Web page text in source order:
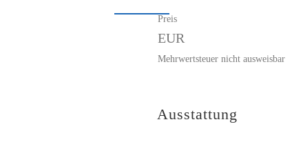
Preis
EUR
Mehrwertsteuer nicht ausweisbar
Ausstattung